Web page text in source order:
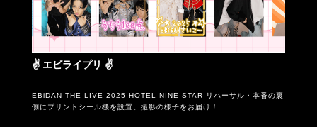
✌ エビライプリ ✌
EBiDAN THE LIVE 2025 HOTEL NINE STAR リハーサル・本番の裏
側にプリントシール機を設置。撮影の様子をお届け！